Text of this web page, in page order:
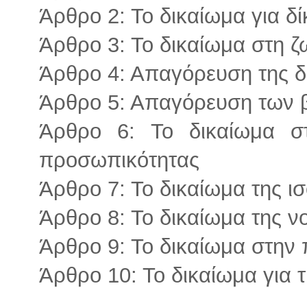
Άρθρο 2: Το δικαίωμα για
Άρθρο 3: Το δικαίωμα στη
Άρθρο 4: Απαγόρευση της
Άρθρο 5: Απαγόρευση των
Άρθρο 6: Το δικαίωμα
προσωπικότητας
Άρθρο 7: Το δικαίωμα της
Άρθρο 8: Το δικαίωμα της
Άρθρο 9: Το δικαίωμα
Άρθρο 10: Το δικαίωμα για